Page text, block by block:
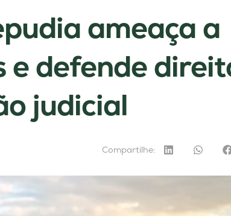
ameaça a
e defende
judicial
Compartilhe: